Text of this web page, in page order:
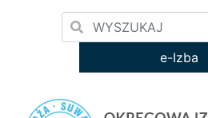
e-Izba